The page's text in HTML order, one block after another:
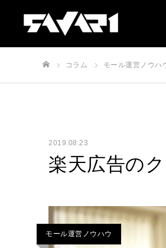
コラム モール運営ノウハ
2019.08.23
楽天広告の
モール運営ノウハウ